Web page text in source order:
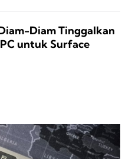
Diam Tinggalkan
untuk Surface